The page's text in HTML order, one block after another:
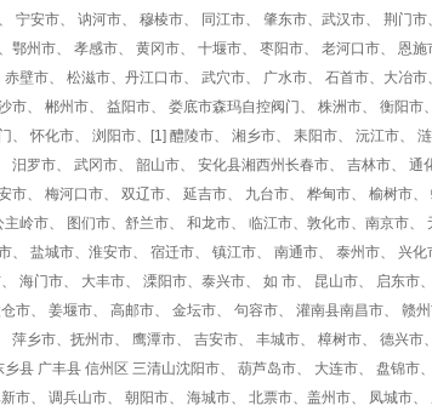
宁安市、 讷河市、 穆棱市、 同江市、 肇东市、武汉市、 荆门市
鄂州市、 孝感市、 黄冈市、 十堰市、 枣阳市、 老河口市、 恩
壁市、 松滋市、丹江口市、 武穴市、 广水市、 石首市、大冶
市、 郴州市、 益阳市、 娄底市森玛自控阀门、 株洲市、 衡阳市
怀化市、 浏阳市、[1] 醴陵市、 湘乡市、 耒阳市、 沅江市、 涟
汨罗市、 武冈市、 韶山市、 安化县湘西州长春市、 吉林市、 通
市、 梅河口市、 双辽市、 延吉市、 九台市、 桦甸市、 榆树市
岭市、 图们市、舒兰市、 和龙市、 临江市、敦化市、南京市、
、 盐城市、淮安市、 宿迁市、 镇江市、 南通市、 泰州市、 兴
海门市、 大丰市、 溧阳市、泰兴市、 如 市、 昆山市、 启东市
市、 姜堰市、 高邮市、 金坛市、 句容市、 灌南县南昌市、 赣
萍乡市、抚州市、 鹰潭市、 吉安市、 丰城市、 樟树市、 德兴市
县 广丰县 信州区 三清山沈阳市、 葫芦岛市、 大连市、 盘锦市
市、 调兵山市、 朝阳市、 海城市、 北票市、盖州市、 凤城市、